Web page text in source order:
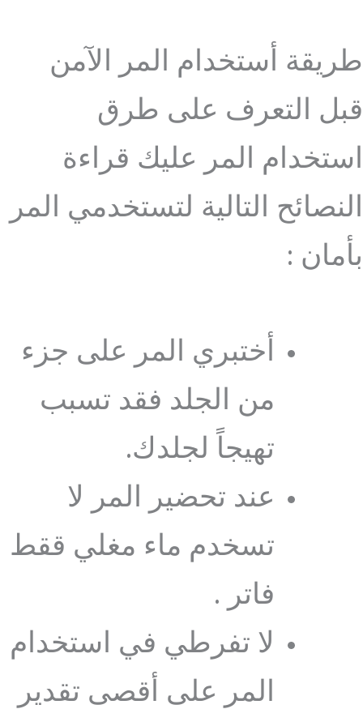
طريقة أستخدام المر الآمن
قبل التعرف على طرق
استخدام المر عليك قراءة
النصائح التالية لتستخدمي المر
بأمان :
أختبري المر على جزء
من الجلد فقد تسبب
تهيجاً لجلدك.
عند تحضير المر لا
تسخدم ماء مغلي ققط
فاتر .
لا تفرطي في استخدام
المر على أقصى تقدير